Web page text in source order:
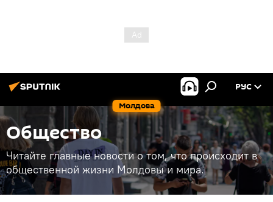
Молдова
РУС
Общество
Читайте главные новости о том, что происходит в
общественной жизни Молдовы и мира.